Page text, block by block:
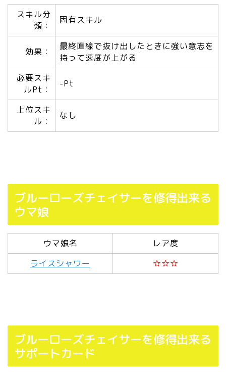
スキル分
類：
固有スキル
効果：
最終直線で抜け出したときに強い意志を
持って速度が上がる
必要スキ
ルPt：
-Pt
上位スキ
ル：
なし
ブルーローズチェイサーを修得出来る
ウマ娘
ウマ娘名
レア度
ライスシャワー
☆☆☆
ブルーローズチェイサーを修得出来る
サポートカード